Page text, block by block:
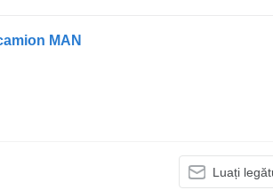
MAN
Luați